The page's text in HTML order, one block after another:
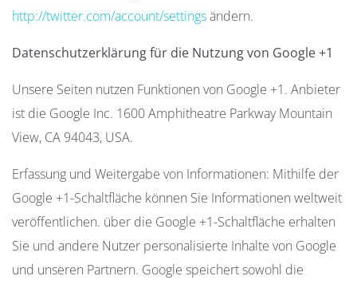
http://twitter.com/account/settingsändern.
Datenschutzerklärung für die Nutzung von Google +1
Unsere Seiten nutzen Funktionen von Google +1. Anbieter
ist die Google Inc. 1600 Amphitheatre Parkway Mountain
View, CA 94043, USA.
Erfassung und Weitergabe von Informationen: Mithilfe der
Google +1-Schaltfläche können Sie Informationen weltweit
veröffentlichen. über die Google +1-Schaltfläche erhalten
Sie und andere Nutzer personalisierte Inhalte von Google
und unseren Partnern. Google speichert sowohl die